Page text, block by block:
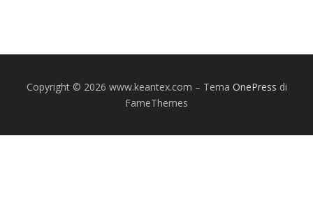
Copyright © 2026 www.keantex.com – Tema OnePress di
FameThemes